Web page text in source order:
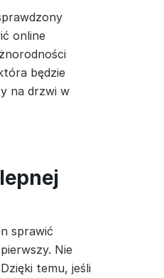
online
będzie
na drzwi w
sprawić
Nie
temu, jeśli